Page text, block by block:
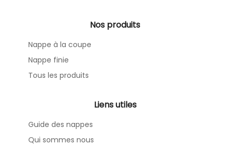
Nos produits
Nappe à la coupe
Nappe finie
Tous les produits
Liens utiles
Guide des nappes
Qui sommes nous